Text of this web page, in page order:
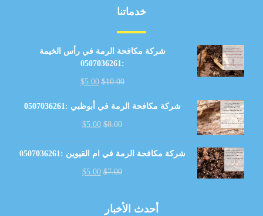
خدماتنا
شركة مكافحة الرمة في رأس الخيمة
:0507036261
$10.00
$5.00
شركة مكافحة الرمة في أبوظبي :0507036261
$8.00
$5.00
شركة مكافحة الرمة في ام القيوين :0507036261
$7.00
$5.00
أحدث الأخبار